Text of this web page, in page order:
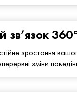
зв’язок
зростання
зміни